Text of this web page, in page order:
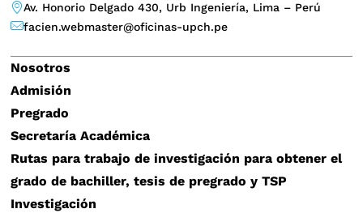
Av. Honorio Delgado 430, Urb Ingeniería, Lima – Perú
facien.webmaster@oficinas-upch.pe
Nosotros
Admisión
Pregrado
Secretaría Académica
Rutas para trabajo de investigación para obtener el
grado de bachiller, tesis de pregrado y TSP
Investigación